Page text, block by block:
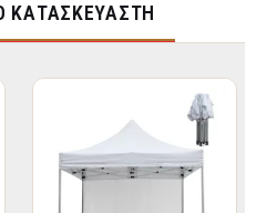
ΚΑΤΑΣΚΕΥΑΣΤΉ